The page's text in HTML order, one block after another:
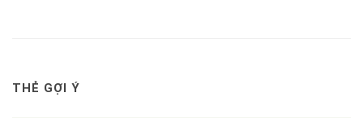
THẺ GỢI Ý